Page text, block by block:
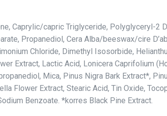
Caprylic/capric Triglyceride, Polyglyceryl-2
Propanediol, Cera Alba/beeswax/cire
Chloride, Dimethyl Isosorbide,
Extract, Lactic Acid, Lonicera Caprifolium
Mica, Pinus Nigra Bark Extract*,
Flower Extract, Stearic Acid, Tin Oxide,
Benzoate. *korres Black Pine Extract.